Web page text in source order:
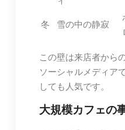
冬 雪の中の静寂
この壁は来店者から
ソーシャルメディア
しても人気です。
大規模カフェの